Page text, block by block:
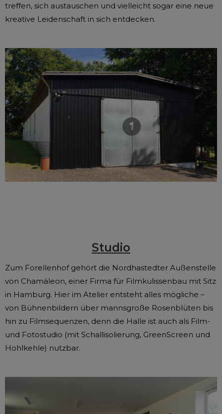
treffen, sich austauschen und vielleicht sogar eine neue
kreative Leidenschaft in sich entdecken.
Studio
Zum Forellenhof gehört die Nordhastedter Außenstelle
von Chamäleon, einer Firma für Filmkulissenbau mit Sitz
in Hamburg. Hier im Atelier entsteht alles mögliche –
von Bühnenbildern über mannsgroße Rosenblüten bis
hin zu Filmsequenzen, denn die Halle ist auch als Film-
und Fotostudio (mit Schallisolierung, GreenScreen und
Hohlkehle) nutzbar.